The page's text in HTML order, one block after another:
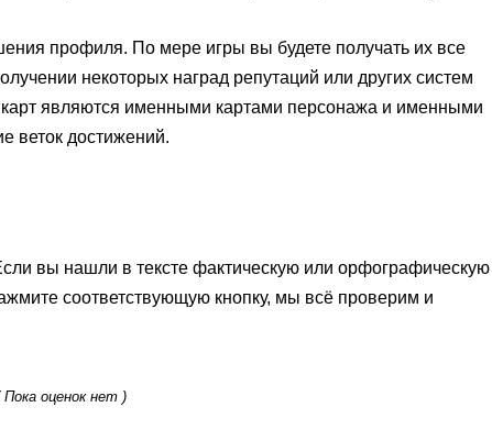
профиля. По мере игры вы будете получать их все
некоторых наград репутаций или других систем
являются именными картами персонажа и именными
веток достижений.
вы нашли в тексте фактическую или орфографическую
соответствующую кнопку, мы всё проверим и
Пока оценок нет )